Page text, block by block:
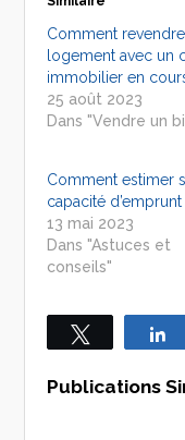
Comment
logement avec un
immobilier en
25 août 2023
Dans "Vendre un
Comment estimer
capacité d’emprunt
13 mai 2023
Dans "Astuces et
conseils"
Tweetez
Publications